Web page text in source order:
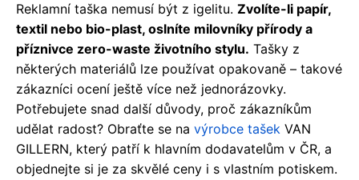
Reklamní taška nemusí být z igelitu. Zvolíte-li papír,
textil nebo bio-plast, oslníte milovníky přírody a
příznivce zero-waste životního stylu. Tašky z
některých materiálů lze používat opakovaně – takové
zákazníci ocení ještě více než jednorázovky.
Potřebujete snad další důvody, proč zákazníkům
udělat radost? Obraťte se na výrobce tašek VAN
GILLERN, který patří k hlavním dodavatelům v ČR, a
objednejte si je za skvělé ceny i s vlastním potiskem.